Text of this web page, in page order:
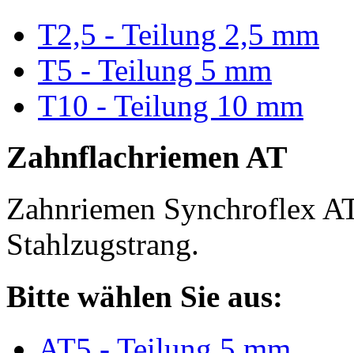
T2,5 - Teilung 2,5 mm
T5 - Teilung 5 mm
T10 - Teilung 10 mm
Zahnflachriemen AT
Zahnriemen Synchroflex
Stahlzugstrang.
Bitte wählen Sie aus: